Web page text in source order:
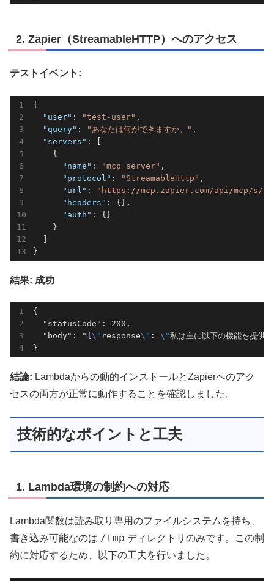
2. Zapier（StreamableHTTP）へのアクセス
テストイベント:
{
"user" : "test-user" ,
"query" : "あなたは何ができますか。" ,
"servers" : [
    {
"name" : "mcp_server" ,
"protocol" : "StreamableHttp" ,
"url" :
"https://mcp.zapier.com/api/mcp/s/
"headers" : {},
"auth" : {}
    }
結果: 成功
{
  "statusCode": 200,
  "body": "{
\" response\" : \"私は主に以下の機能を提供
結論: Lambdaからの動的インストールとZapierへのアク
セスの両方が正常に動作することを確認しました。
技術的なポイントと工夫
1. Lambda環境の制約への対応
Lambda関数は読み取り専用のファイルシステムを持ち、
書き込み可能なのは /tmp ディレクトリのみです。この制
約に対応するため、以下の工夫を行いました。